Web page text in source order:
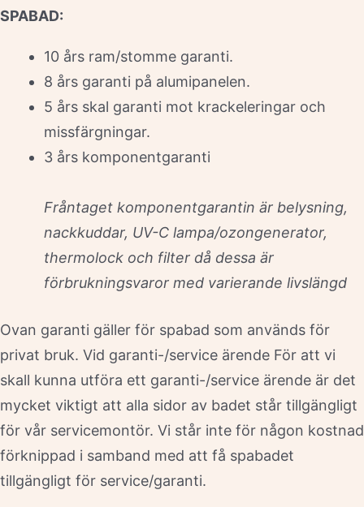
SPABAD:
10 års ram/stomme garanti.
8 års garanti på alumipanelen.
5 års skal garanti mot krackeleringar och
missfärgningar.
3 års komponentgaranti
Fråntaget komponentgarantin är belysning,
nackkuddar, UV-C lampa/ozongenerator,
thermolock och filter då dessa är
förbrukningsvaror med varierande livslängd
Ovan garanti gäller för spabad som används för
privat bruk. Vid garanti-/service ärende För att vi
skall kunna utföra ett garanti-/service ärende är det
mycket viktigt att alla sidor av badet står tillgängligt
för vår servicemontör. Vi står inte för någon kostnad
förknippad i samband med att få spabadet
tillgängligt för service/garanti.